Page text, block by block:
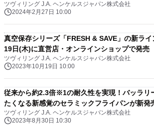
ツヴィリング J.A. ヘンケルスジャパン株式会社
2024年2月27日 10:00
真空保存シリーズ「FRESH & SAVE」の新ラ
19日(木)に直営店・オンラインショップで発売
ツヴィリング J.A. ヘンケルスジャパン株式会社
2023年10月19日 10:00
従来から約2.3倍※1の耐久性を実現！バッラリ
たくなる新感覚のセラミックフライパンが新発
ツヴィリング J.A. ヘンケルスジャパン株式会社
2023年8月30日 10:30